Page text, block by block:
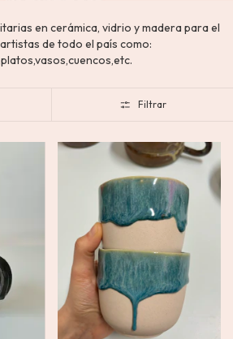
en cerámica, vidrio y madera para el
de todo el país como:
Filtrar